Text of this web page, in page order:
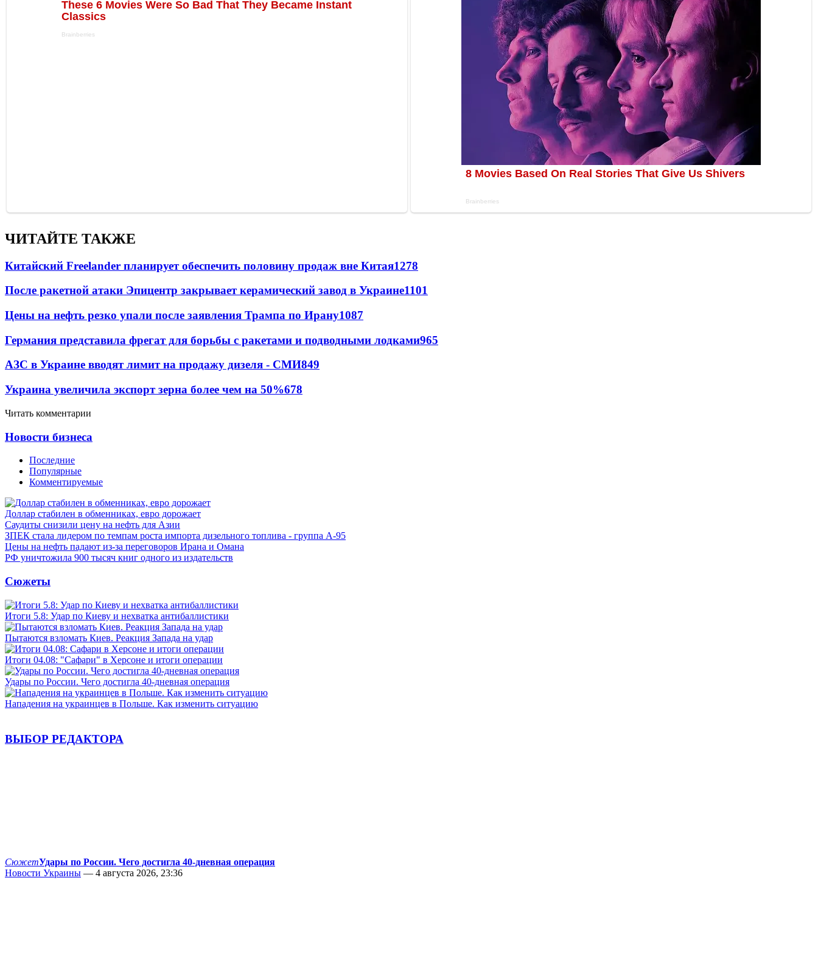
ЧИТАЙТЕ ТАКЖЕ
Китайский Freelander планирует обеспечить половину продаж вне Китая1278
После ракетной атаки Эпицентр закрывает керамический завод в Украине1101
Цены на нефть резко упали после заявления Трампа по Ирану1087
Германия представила фрегат для борьбы с ракетами и подводными лодками965
АЗС в Украине вводят лимит на продажу дизеля - СМИ849
Украина увеличила экспорт зерна более чем на 50%678
Читать комментарии
Новости бизнеса
Последние
Популярные
Комментируемые
Доллар стабилен в обменниках, евро дорожает
Саудиты снизили цену на нефть для Азии
ЗПЕК стала лидером по темпам роста импорта дизельного топлива - группа А-95
Цены на нефть падают из-за переговоров Ирана и Омана
РФ уничтожила 900 тысяч книг одного из издательств
Сюжеты
Итоги 5.8: Удар по Киеву и нехватка антибаллистики
Пытаются взломать Киев. Реакция Запада на удар
Итоги 04.08: "Сафари" в Херсоне и итоги операции
Удары по России. Чего достигла 40-дневная операция
Нападения на украинцев в Польше. Как изменить ситуацию
ВЫБОР РЕДАКТОРА
СюжетУдары по России. Чего достигла 40-дневная операция
Новости Украины — 4 августа 2026, 23:36